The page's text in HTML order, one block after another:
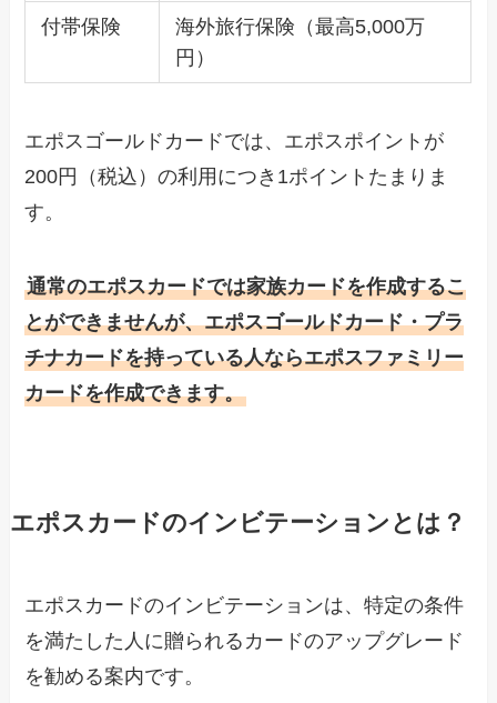
付帯保険
海外旅行保険（最高5,000万
円）
エポスゴールドカードでは、エポスポイントが
200円（税込）の利用につき1ポイントたまりま
す。
通常のエポスカードでは家族カードを作成するこ
とができませんが、エポスゴールドカード・プラ
チナカードを持っている人ならエポスファミリー
カードを作成できます。
エポスカードのインビテーションとは？
エポスカードのインビテーションは、特定の条件
を満たした人に贈られるカードのアップグレード
を勧める案内です。